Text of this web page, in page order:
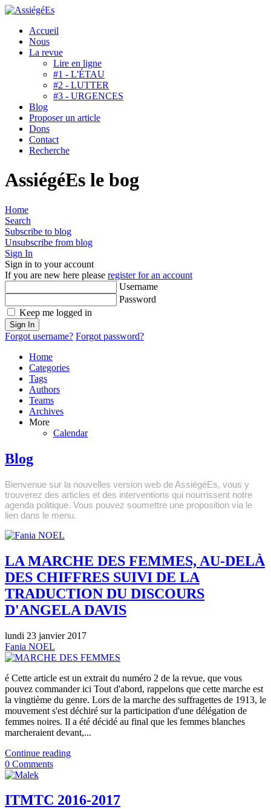
Accueil
Nous
La revue
Lire en ligne
#1 - L'ÉTAU
#2 - LUTTER
#3 - URGENCES
Blog
Proposer un article
Dons
Contact
Recherche
AssiégéEs le bog
Home
Search
Subscribe to blog
Unsubscribe from blog
Sign In
Sign in to your account
If you are new here please register for an account
Username
Password
Keep me logged in
Sign In
Forgot username? Forgot password?
Home
Categories
Tags
Authors
Teams
Archives
More
Calendar
Blog
Bienvenue sur la nouvelles version web de AssiégéEs, vous y
trouverez des articles et des interventions qui nourrissent notre
agenda politique. Vous pouvez soumettre une proposition via le
lien dans le menu.
LA MARCHE DES FEMMES, AU-DELÀ
DES CHIFFRES SUIVI DE LA
TRADUCTION DU DISCOURS
D'ANGELA DAVIS
lundi 23 janvier 2017
Fania NOEL
é Cette article est un extrait du numéro 2 de la revue, que vous
pouvez commander ici Tout d'abord, rappelons que cette marche est
la vingtième du genre. Lors de la marche des suffragettes de 1913, le
mouvement s'est déchiré sur la participation d'une délégation de
femmes noires. Il a été décidé au final que les femmes blanches
marcheraient devant,...
Continue reading
0 Comments
ITMTC 2016-2017